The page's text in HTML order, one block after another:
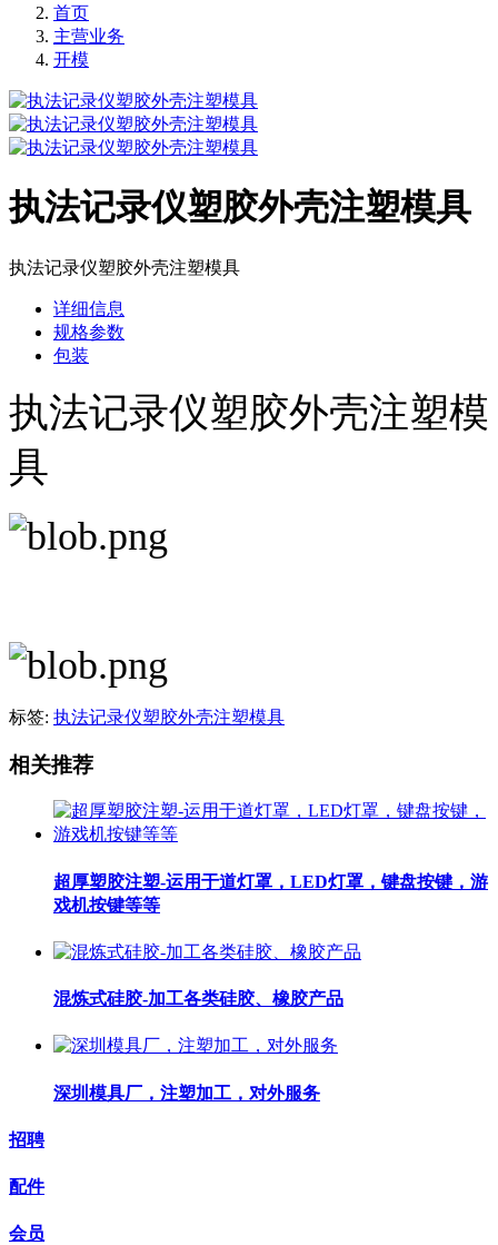
首页
主营业务
开模
执法记录仪塑胶外壳注塑模具
执法记录仪塑胶外壳注塑模具
详细信息
规格参数
包装
执法记录仪塑胶外壳注塑模
具
标签: 执法记录仪塑胶外壳注塑模具
相关推荐
超厚塑胶注塑-运用于道灯罩，LED灯罩，键盘按键，游
戏机按键等等
混炼式硅胶-加工各类硅胶、橡胶产品
深圳模具厂，注塑加工，对外服务
招聘
配件
会员